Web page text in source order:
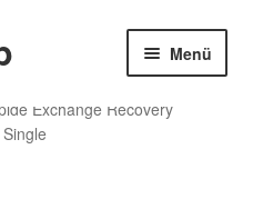
Menü
Exchange Recovery